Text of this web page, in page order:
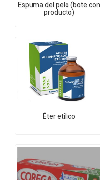
Espuma del pelo (bote con
producto)
Éter etilico